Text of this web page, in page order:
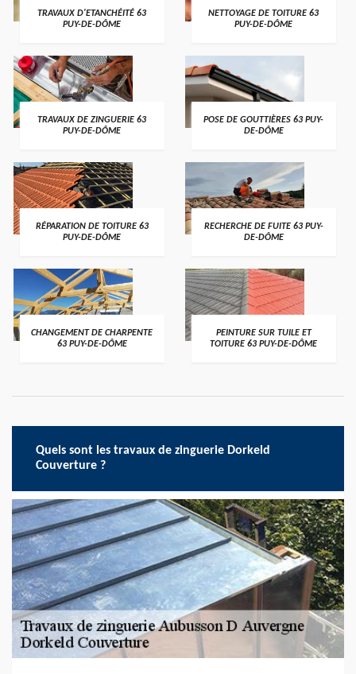
TRAVAUX D'ETANCHÉITÉ 63
PUY-DE-DÔME
NETTOYAGE DE TOITURE 63
PUY-DE-DÔME
TRAVAUX DE ZINGUERIE 63
PUY-DE-DÔME
POSE DE GOUTTIÈRES 63 PUY-
DE-DÔME
RÉPARATION DE TOITURE 63
PUY-DE-DÔME
RECHERCHE DE FUITE 63 PUY-
DE-DÔME
CHANGEMENT DE CHARPENTE
63 PUY-DE-DÔME
PEINTURE SUR TUILE ET
TOITURE 63 PUY-DE-DÔME
Quels sont les travaux de zinguerie Dorkeld
Couverture ?